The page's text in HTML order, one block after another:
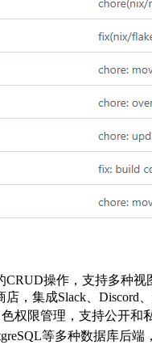
CRUD操作，支持多种
店，集成Slack、Discord
权限管理，支持公开和
等多种数据库后端